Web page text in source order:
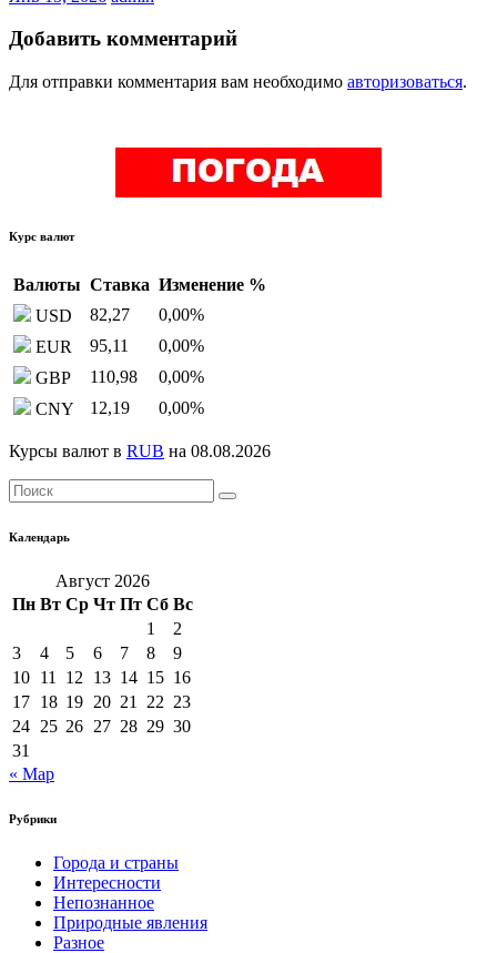
Добавить комментарий
Для отправки комментария вам необходимо авторизоваться.
Курс валют
Валюты Ставка Изменение %
USD
82,27 0,00%
EUR
95,11 0,00%
GBP
110,98 0,00%
CNY
12,19 0,00%
Курсы валют в RUB на 08.08.2026
Календарь
Август 2026
Пн Вт Ср Чт Пт Сб Вс
1
2
3
4 5 6 7 8
9
10 11 12 13 14 15 16
17 18 19 20 21 22 23
24 25 26 27 28 29 30
31
« Мар
Рубрики
Города и страны
Интересности
Непознанное
Природные явления
Разное